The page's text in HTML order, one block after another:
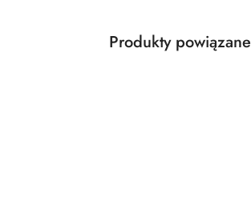
Pomiń karuzelę produktów
Produkty
Produkty powiązane